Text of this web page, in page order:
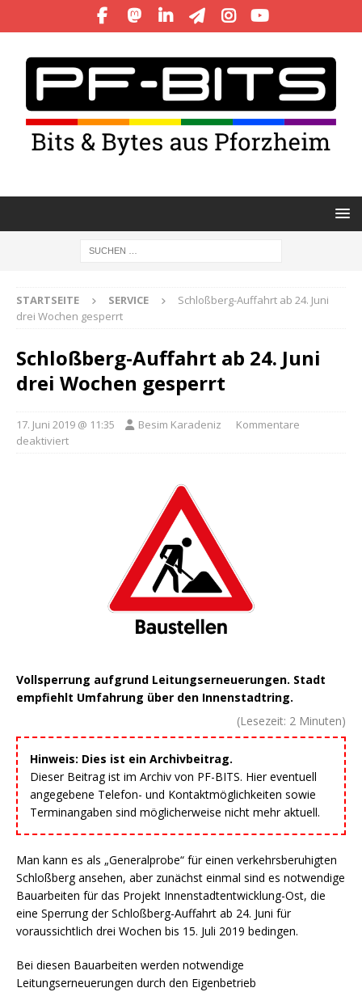
STARTSEITE SERVICE
Schloßberg-Auffahrt ab 24. Juni
drei Wochen gesperrt
Schloßberg-Auffahrt ab 24. Juni
drei Wochen gesperrt
17. Juni 2019 @ 11:35 Besim Karadeniz
Kommentare
deaktiviert
Vollsperrung aufgrund Leitungserneuerungen. Stadt
empfiehlt Umfahrung über den Innenstadtring.
(Lesezeit: 2 Minuten)
Hinweis: Dies ist ein Archivbeitrag.
Dieser Beitrag ist im Archiv von PF-BITS. Hier eventuell
angegebene Telefon- und Kontaktmöglichkeiten sowie
Terminangaben sind möglicherweise nicht mehr aktuell.
Man kann es als „Generalprobe“ für einen verkehrsberuhigten
Schloßberg ansehen, aber zunächst einmal sind es notwendige
Bauarbeiten für das Projekt Innenstadtentwicklung-Ost, die
eine Sperrung der Schloßberg-Auffahrt ab 24. Juni für
voraussichtlich drei Wochen bis 15. Juli 2019 bedingen.
Bei diesen Bauarbeiten werden notwendige
Leitungserneuerungen durch den Eigenbetrieb